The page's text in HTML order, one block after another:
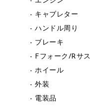
キャブレター
ハンドル周り
ブレーキ
Fフォーク/Rサス
ホイール
外装
電装品